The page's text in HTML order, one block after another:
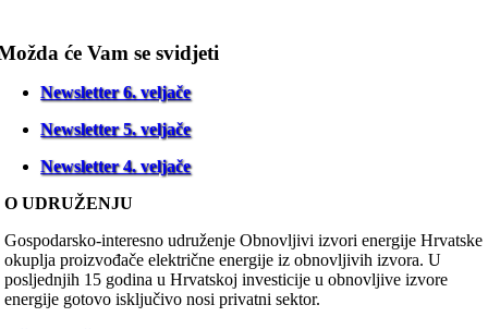
će Vam se svidjeti
Newsletter 6. veljače
Newsletter 5. veljače
Newsletter 4. veljače
O UDRUŽENJU
Gospodarsko-interesno udruženje Obnovljivi izvori energije Hrvatske
okuplja proizvođače električne energije iz obnovljivih izvora. U
posljednjih 15 godina u Hrvatskoj investicije u obnovljive izvore
energije gotovo isključivo nosi privatni sektor.